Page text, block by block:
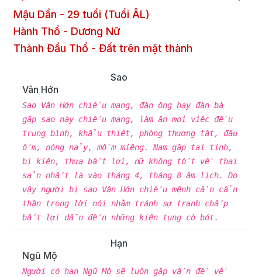
Mậu Dần - 29 tuổi (Tuổi ÂL)
Hành Thổ - Dương Nữ
Thành Đầu Thổ - Đất trên mặt thành
Sao
Vân Hớn
Sao Vân Hớn chiếu mạng, đàn ông hay đàn bà
gặp sao này chiếu mạng, làm ăn mọi việc đều
trung bình, khẩu thiệt, phòng thương tật, đâu
ốm, nóng nảy, mồm miệng. Nam gặp tai tinh,
bị kiện, thưa bất lợi, nữ không tốt về thai
sản nhất là vào tháng 4, tháng 8 âm lịch. Do
vậy người bị sao Vân Hớn chiếu mệnh cần cẩn
thận trong lời nói nhằm tránh sự tranh chấp
bất lợi dẫn đến những kiện tụng cò bót.
Hạn
Ngũ Mộ
Người có hạn Ngũ Mộ sẽ luôn gặp vấn đề về